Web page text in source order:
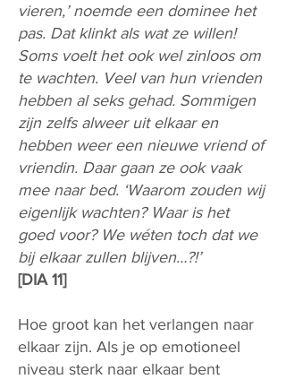
vieren,’ noemde een dominee het
pas. Dat klinkt als wat ze willen!
Soms voelt het ook wel zinloos om
te wachten. Veel van hun vrienden
hebben al seks gehad. Sommigen
zijn zelfs alweer uit elkaar en
hebben weer een nieuwe vriend of
vriendin. Daar gaan ze ook vaak
mee naar bed. ‘Waarom zouden wij
eigenlijk wachten? Waar is het
goed voor? We wéten toch dat we
bij elkaar zullen blijven…?!’
[DIA 11]
Hoe groot kan het verlangen naar
elkaar zijn. Als je op emotioneel
niveau sterk naar elkaar bent